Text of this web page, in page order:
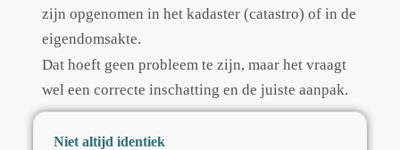
zijn opgenomen in het kadaster (catastro) of in de
eigendomsakte.
Dat hoeft geen probleem te zijn, maar het vraagt
wel een correcte inschatting en de juiste aanpak.
Niet altijd identiek